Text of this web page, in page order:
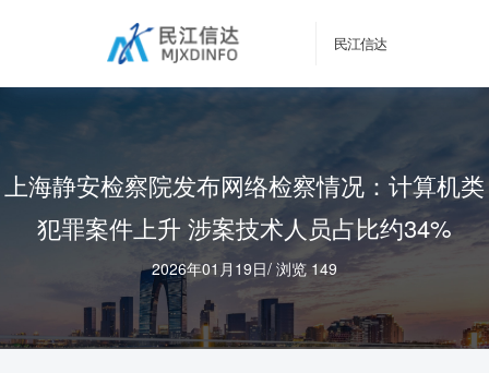
民江信达
上海静安检察院发布网络检察情况：计算机类
犯罪案件上升 涉案技术人员占比约34%
2026年01月19日/ 浏览 149